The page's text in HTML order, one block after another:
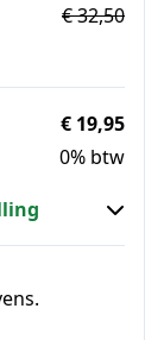
€ 32,50
€ 19,95
0% btw